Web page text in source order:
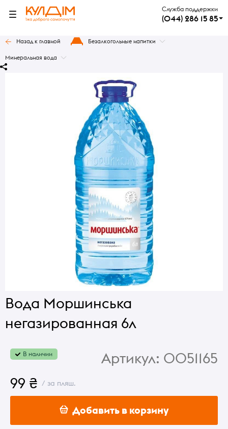
Служба поддержки
(044) 286 15 85
Назад к главной Безалкогольные напитки
Минеральная вода
Вода Моршинська
негазированная 6л
В наличии Артикул: 0051165
99 ₴ / за пляш.
Добавить в корзину